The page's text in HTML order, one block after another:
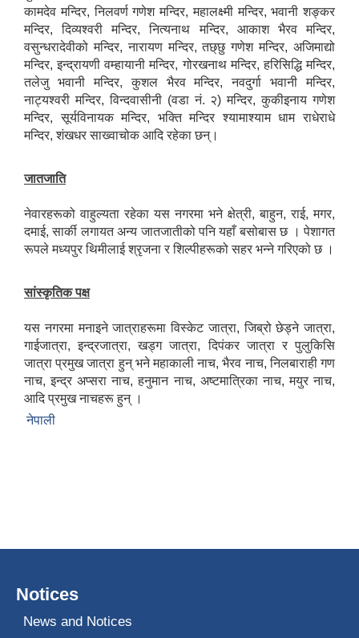
कामदेव मन्दिर, निलवर्ण गणेश मन्दिर, महालक्ष्मी मन्दिर, भवानी शङ्कर
मन्दिर, दिव्यश्वरी मन्दिर, नित्यनाथ मन्दिर, आकाश भैरव मन्दिर,
वसुन्धरादेवीको मन्दिर, नारायण मन्दिर, तछ्छु गणेश मन्दिर, अजिमाद्यो
मन्दिर, इन्द्रायणी वम्हायानी मन्दिर, गोरखनाथ मन्दिर, हरिसिद्धि मन्दिर,
तलेजु भवानी मन्दिर, कुशल भैरव मन्दिर, नवदुर्गा भवानी मन्दिर,
नाट्यश्वरी मन्दिर, विन्दवासीनी (वडा नं. २) मन्दिर, कुकीइनाय गणेश
मन्दिर, सूर्यविनायक मन्दिर, भक्ति मन्दिर श्यामाश्याम धाम राधेराधे
मन्दिर, शंखधर साख्वाचोक आदि रहेका छन्।
जातजाति
नेवारहरूको वाहुल्यता रहेका यस नगरमा भने क्षेत्री, बाहुन, राई, मगर,
दमाई, सार्की लगायत अन्य जातजातीको पनि यहाँ बसोबास छ । पेशागत
रूपले मध्यपुर थिमीलाई श्रृजना र शिल्पीहरूको सहर भन्ने गरिएको छ ।
सांस्कृतिक पक्ष
यस नगरमा मनाइने जात्राहरूमा विस्केट जात्रा, जिब्रो छेड्ने जात्रा,
गाईजात्रा, इन्द्रजात्रा, खड्ग जात्रा, दिपंकर जात्रा र पुलुकिसि
जात्रा प्रमुख जात्रा हुन् भने महाकाली नाच, भैरव नाच, निलबाराही गण
नाच, इन्द्र अप्सरा नाच, हनुमान नाच, अष्टमात्रिका नाच, मयुर नाच,
आदि प्रमुख नाचहरू हुन् ।
नेपाली
Notices
News and Notices